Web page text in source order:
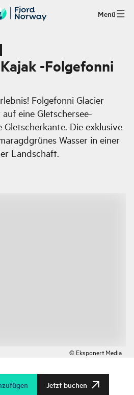
Menü
-Folgefonni
Folgefonni Glacier
eine Gletschersee-
Die exklusive
Wasser in einer
Landschaft.
© Eksponert Media
Jetzt buchen